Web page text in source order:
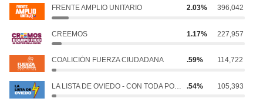
FRENTE AMPLIO UNITARIO 2.03% 396,042
CREEMOS 1.17% 227,957
COALICIÓN FUERZA CIUDADANA .59% 114,722
LA LISTA DE OVIEDO - CON TODA POR COLOMBIA .54% 105,393